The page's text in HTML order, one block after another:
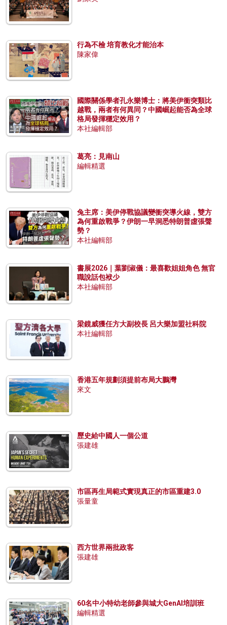
行為不檢 培育教化才能治本
陳家偉
國際關係學者孔永樂博士：將美伊衝突類比
越戰，兩者有何異同？中國崛起能否為全球
格局發揮穩定效用？
本社編輯部
葛亮：見南山
編輯精選
兔主席：美伊停戰協議變衝突導火線，雙方
為何重啟戰爭？伊朗一早洞悉特朗普虛張聲
勢？
本社編輯部
書展2026｜葉劉淑儀：最喜歡姐姐角色 無官
職說話包袱少
本社編輯部
梁鏡威獲任方大副校長 呂大樂加盟社科院
本社編輯部
香港五年規劃須提前布局大鵬灣
來文
歷史給中國人一個公道
張建雄
市區再生局範式實現真正的市區重建3.0
張量童
西方世界兩批政客
張建雄
60名中小特幼老師參與城大GenAI培訓班
編輯精選